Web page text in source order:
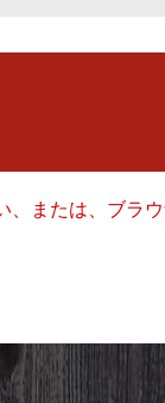
または、ブラ